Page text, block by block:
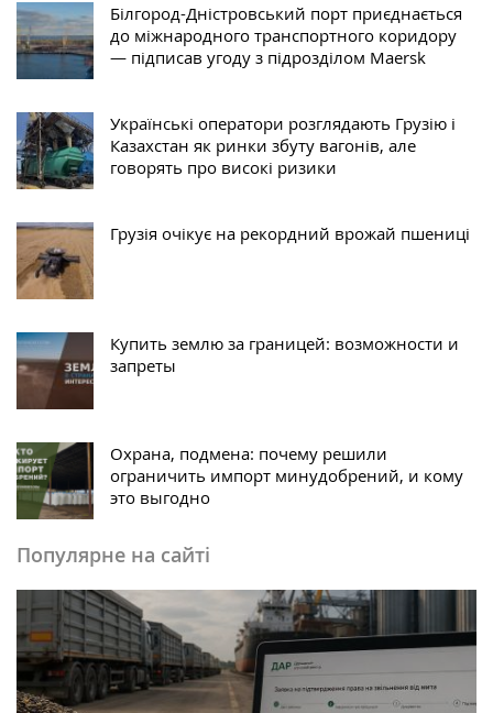
Білгород-Дністровський порт приєднається
до міжнародного транспортного коридору
— підписав угоду з підрозділом Maersk
Українські оператори розглядають Грузію і
Казахстан як ринки збуту вагонів, але
говорять про високі ризики
Грузія очікує на рекордний врожай пшениці
Купить землю за границей: возможности и
запреты
Охрана, подмена: почему решили
ограничить импорт минудобрений, и кому
это выгодно
Популярне на сайті